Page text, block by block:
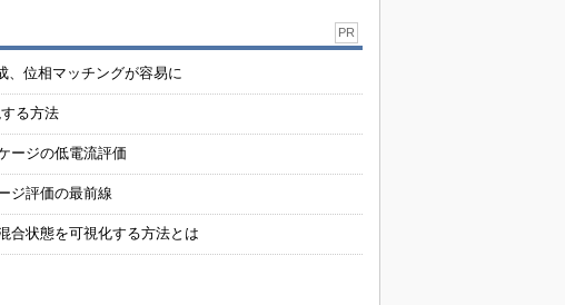
PR
、位相マッチングが容易に
る方法
ージの低電流評価
ジ評価の最前線
合状態を可視化する方法とは